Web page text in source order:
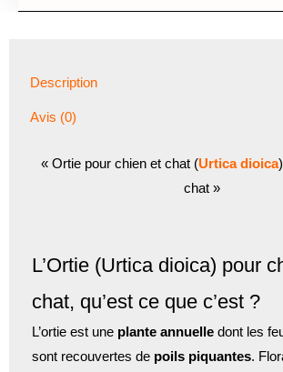
chat
Flacon
de
Description
Avis (0)
« Ortie pour chien et chat (Urtica dioica
chat »
L’Ortie (Urtica dioica) pour
chat, qu’est ce que c’est ?
L’ortie est une plante annuelle dont les
sont recouvertes de poils piquantes.